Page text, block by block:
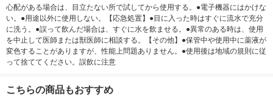
心配がある場合は、目立たない所で試してから使用する。●電子機器にはかけな
い。●用途以外に使用しない。【応急処置】●目に入った時はすぐに流水で充分
に洗う。●誤って飲んだ場合は、すぐに水を飲ませる。●異常のある時は、使用
を中止して医師または獣医師に相談する。【その他】●保管中や使用中に薬液が
変色することがありますが、性能上問題ありません。●使用後は地域の規則に従
って捨ててください。誤飲に注意
こちらの商品もおすすめ